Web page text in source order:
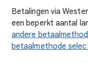
Betalingen via
een beperkt aantal
andere
betaalmethode